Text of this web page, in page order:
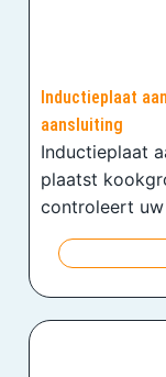
Inductieplaat
aansluiting
Inductieplaat
plaatst
controleert